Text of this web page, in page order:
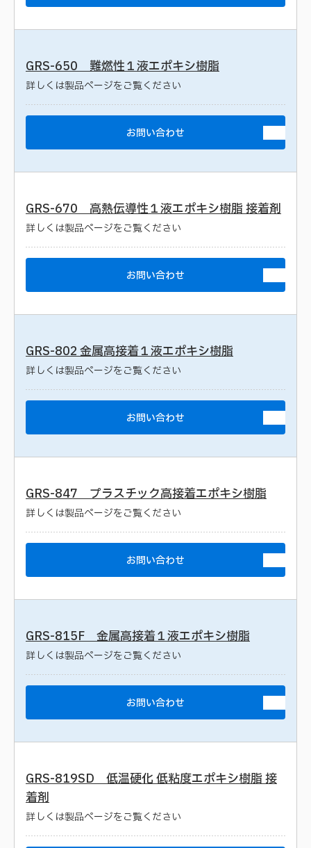
GRS-650 難燃性１液エポキシ樹脂
詳しくは製品ページをご覧ください
お問い合わせ
GRS-670 高熱伝導性１液エポキシ樹脂 接着剤
詳しくは製品ページをご覧ください
お問い合わせ
GRS-802 金属高接着１液エポキシ樹脂
詳しくは製品ページをご覧ください
お問い合わせ
GRS-847 プラスチック高接着エポキシ樹脂
詳しくは製品ページをご覧ください
お問い合わせ
GRS-815F 金属高接着１液エポキシ樹脂
詳しくは製品ページをご覧ください
お問い合わせ
GRS-819SD 低温硬化 低粘度エポキシ樹脂 接
着剤
詳しくは製品ページをご覧ください